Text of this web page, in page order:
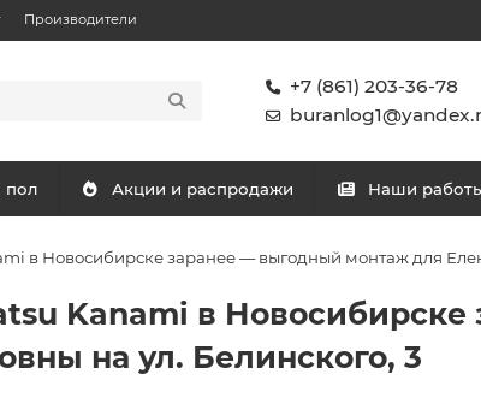
Производители
+7 (861) 203-36-78
пол Акции и распродажи Наши
в Новосибирске заранее — выгодный монтаж для
Kanami в
на ул. Белинского, 3